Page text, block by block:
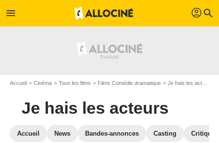
menu profil search
Accueil Cinéma Tous les films Films Comédie dramatique Je hais les acteurs
Je hais les acteurs
Accueil News Bandes-annonces Casting